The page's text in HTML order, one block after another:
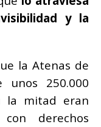
y la
la Atenas de
250.000
la mitad eran
derechos